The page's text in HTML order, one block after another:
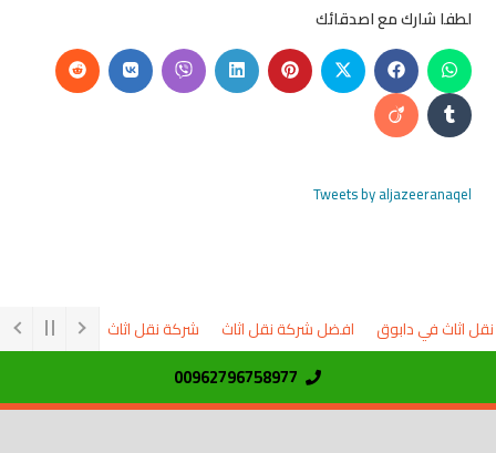
لطفا شارك مع اصدقائك
Tweets by aljazeeranaqel
اثاث في دابوق افضل شركة نقل اثاث شركة نقل اثاث السوق
00962796758977